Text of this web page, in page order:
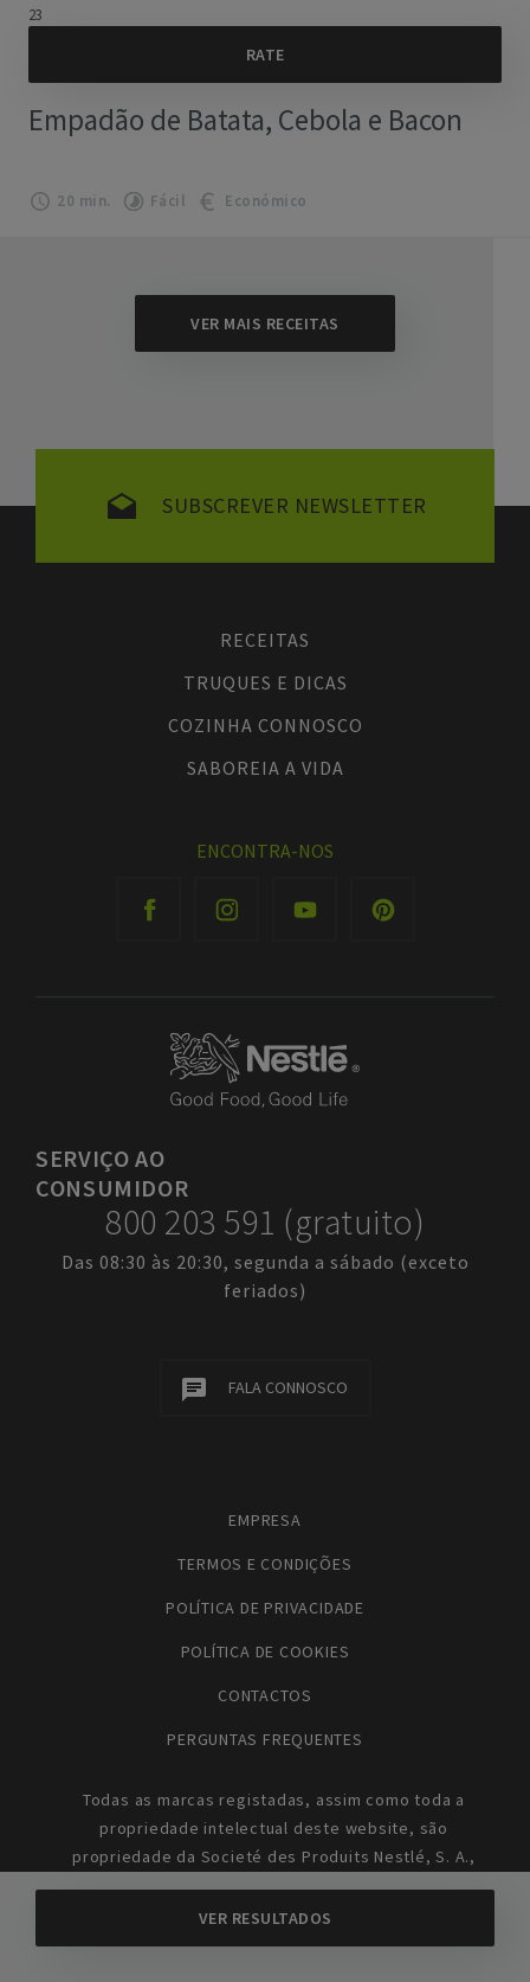
23
Empadão de Batata, Cebola e Bacon
20 min. Fácil Económico
VER MAIS RECEITAS
SUBSCREVER NEWSLETTER
RECEITAS
TRUQUES E DICAS
COZINHA CONNOSCO
SABOREIA A VIDA
ENCONTRA-NOS
SERVIÇOAO
CONSUMIDOR
800 203 591 (gratuito)
Das 08:30 às 20:30, segunda a sábado (exceto
feriados)
FALA CONNOSCO
EMPRESA
TERMOS E CONDIÇÕES
POLÍTICA DE PRIVACIDADE
POLÍTICA DE COOKIES
CONTACTOS
PERGUNTAS FREQUENTES
Todas as marcas registadas, assim como toda a
propriedade intelectual deste website, são
propriedade da Societé des Produits Nestlé, S. A.,
Vevey, Suíça.